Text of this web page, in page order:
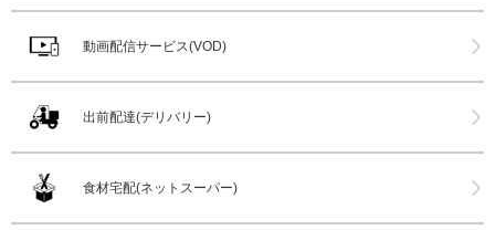
動画配信サービス(VOD)
出前配達(デリバリー)
食材宅配(ネットスーパー)